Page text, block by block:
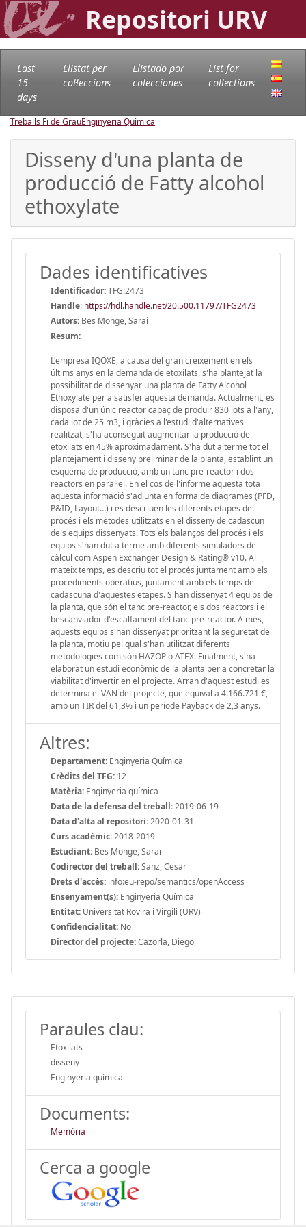
Repositori URV
Last
15
days
Llistat per
col·leccions
Llistado por
colecciones
List for
collections
Treballs Fi de GrauEnginyeria Química
Disseny d'una planta de
producció de Fatty alcohol
ethoxylate
Dades identificatives
Identificador:TFG:2473
Handle: https://hdl.handle.net/20.500.11797/TFG2473
Autors: Bes Monge, Sarai
Resum:
L'empresa IQOXE, a causa del gran creixement en els
últims anys en la demanda de etoxilats, s'ha plantejat la
possibilitat de dissenyar una planta de Fatty Alcohol
Ethoxylate per a satisfer aquesta demanda. Actualment, es
disposa d'un únic reactor capaç de produir 830 lots a l'any,
cada lot de 25 m3, i gràcies a l'estudi d'alternatives
realitzat, s'ha aconseguit augmentar la producció de
etoxilats en 45% aproximadament. S'ha dut a terme tot el
plantejament i disseny preliminar de la planta, establint un
esquema de producció, amb un tanc pre-reactor i dos
reactors en paral·lel. En el cos de l'informe aquesta tota
aquesta informació s'adjunta en forma de diagrames (PFD,
P&ID, Layout…) i es descriuen les diferents etapes del
procés i els mètodes utilitzats en el disseny de cadascun
dels equips dissenyats. Tots els balanços del procés i els
equips s'han dut a terme amb diferents simuladors de
càlcul com Aspen Exchanger Design & Rating® v10. Al
mateix temps, es descriu tot el procés juntament amb els
procediments operatius, juntament amb els temps de
cadascuna d'aquestes etapes. S'han dissenyat 4 equips de
la planta, que són el tanc pre-reactor, els dos reactors i el
bescanviador d'escalfament del tanc pre-reactor. A més,
aquests equips s'han dissenyat prioritzant la seguretat de
la planta, motiu pel qual s'han utilitzat diferents
metodologies com són HAZOP o ATEX. Finalment, s'ha
elaborat un estudi econòmic de la planta per a concretar la
viabilitat d'invertir en el projecte. Arran d'aquest estudi es
determina el VAN del projecte, que equival a 4.166.721 €,
amb un TIR del 61,3% i un període Payback de 2,3 anys.
Altres:
Departament: Enginyeria Química
Crèdits del TFG: 12
Matèria: Enginyeria química
Data de la defensa del treball:2019-06-19
Data d'alta al repositori:2020-01-31
Curs acadèmic:2018-2019
Estudiant: Bes Monge, Sarai
Codirector del treball:Sanz, Cesar
Drets d'accés: info:eu-repo/semantics/openAccess
Ensenyament(s): Enginyeria Química
Entitat: Universitat Rovira i Virgili (URV)
Confidencialitat: No
Director del projecte:Cazorla, Diego
Paraules clau:
Etoxilats
disseny
Enginyeria química
Documents:
Memòria
Cerca a google